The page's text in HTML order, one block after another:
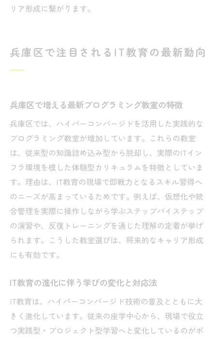
リア形成に繋がります。
兵庫区で注目されるIT教育の最新動向
兵庫区で増える最新プログラミング教室の特徴
兵庫区では、ハイパーコンバージドを活用した実践的な
プログラミング教室が増加しています。これらの教室
は、従来型の知識詰め込み型から脱却し、実際のITイン
フラ環境を模した体験型カリキュラムを特徴としていま
す。理由は、IT教育の現場で即戦力となるスキル習得へ
のニーズが高まっているためです。例えば、仮想化や統
合管理を実際に操作しながら学ぶステップバイステップ
の演習や、反復トレーニングを通じた理解の定着が挙げ
られます。こうした教室選びは、将来的なキャリア形成
にも有効です。
IT教育の進化に伴う学びの変化と対応法
IT教育は、ハイパーコンバージド技術の普及とともに大
きく進化しています。従来の座学中心から、現場で役立
つ実践型・プロジェクト型学習へと変化しているのがポ